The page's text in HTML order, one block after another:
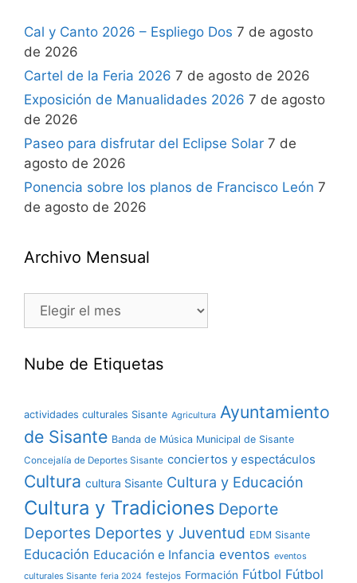
Cal y Canto 2026 – Espliego Dos 7 de agosto
de 2026
Cartel de la Feria 2026 7 de agosto de 2026
Exposición de Manualidades 2026 7 de agosto
de 2026
Paseo para disfrutar del Eclipse Solar 7 de
agosto de 2026
Ponencia sobre los planos de Francisco León 7
de agosto de 2026
Archivo Mensual
Nube de Etiquetas
actividades culturales Sisante Agricultura Ayuntamiento
de Sisante Banda de Música Municipal de Sisante
Concejalía de Deportes Sisante conciertos y espectáculos
Cultura cultura Sisante Cultura y Educación
Cultura y Tradiciones Deporte
Deportes Deportes y Juventud EDM Sisante
Educación Educación e Infancia eventos eventos
culturales Sisante feria 2024 festejos Formación Fútbol Fútbol